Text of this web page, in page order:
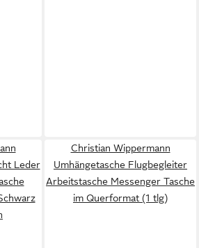
Leder
Christian Wippermann
Umhängetasche Flugbegleiter
Arbeitstasche Messenger Tasche
im Querformat (1 tlg)